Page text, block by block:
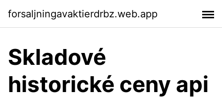
forsaljningavaktierdrbz.web.app
Skladové
historické ceny api